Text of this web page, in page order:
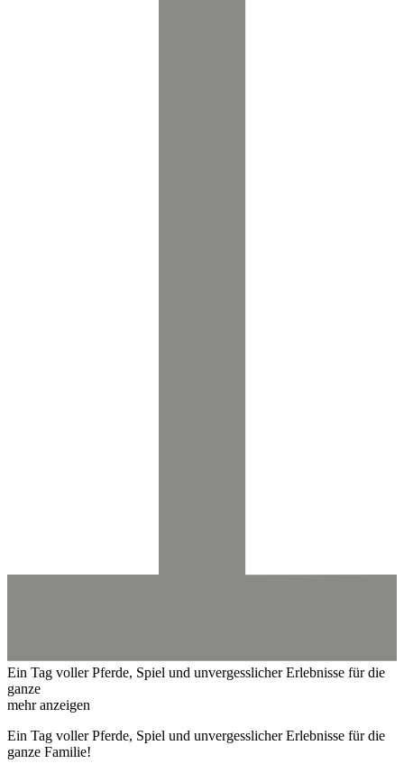
Ein Tag voller Pferde, Spiel und unvergesslicher Erlebnisse für die
ganze
mehr anzeigen
Ein Tag voller Pferde, Spiel und unvergesslicher Erlebnisse für die
ganze Familie!